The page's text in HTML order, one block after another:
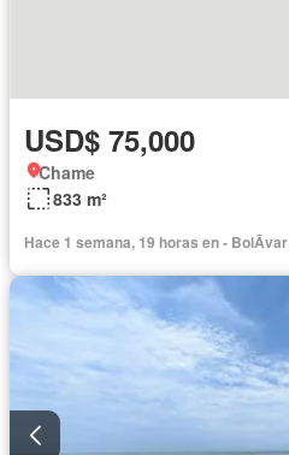
USD$ 75,000
Chame
833 m²
Hace 1 semana, 19 horas en - BolÃ­var